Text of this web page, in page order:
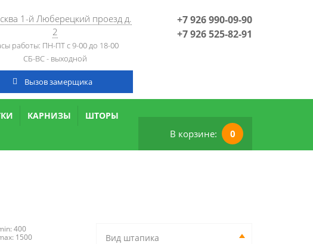
1-й Люберецкий проезд д.
2
работы: ПН-ПТ с 9-00 до 18-00
СБ-ВС - выходной
Вызов замерщика
+7 926 990-09-90
+7 926 525-82-91
КАРНИЗЫ ШТОРЫ
В корзине: 0
Вид штапика
400
1500